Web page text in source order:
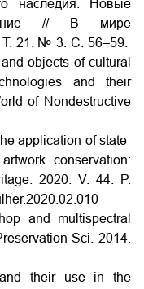
наследия. Новые
// В мире
Т. 21. № 3. С. 56–59.
objects of cultural
and their
of Nondestructive
application of state-
conservation:
2020. V. 44. P.
and multispectral
Sci. 2014.
their use in the